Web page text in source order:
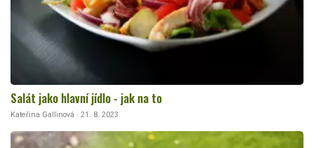
Salát jako hlavní jídlo - jak na to
Kateřina Gallinová · 21. 8. 2023